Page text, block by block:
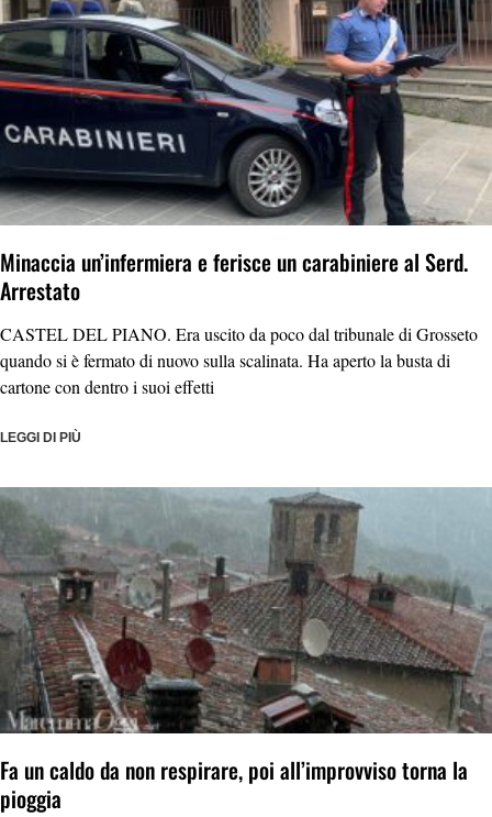
Minaccia un’infermiera e ferisce un carabiniere al Serd.
Arrestato
CASTEL DEL PIANO. Era uscito da poco dal tribunale di Grosseto
quando si è fermato di nuovo sulla scalinata. Ha aperto la busta di
cartone con dentro i suoi effetti
LEGGI DI PIÙ
Fa un caldo da non respirare, poi all’improvviso torna la
pioggia